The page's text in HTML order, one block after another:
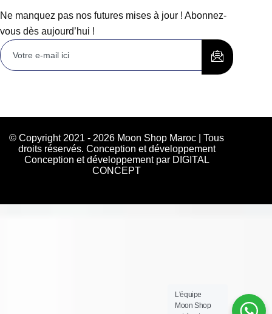
Ne manquez pas nos futures mises à jour ! Abonnez-
vous dès aujourd’hui !
© Copyright 2021 - 2026 Moon Shop Maroc | Tous
droits réservés. Conception et développement
Conception et développement par DIGITAL
CONCEPT
L'équipe
Moon Shop